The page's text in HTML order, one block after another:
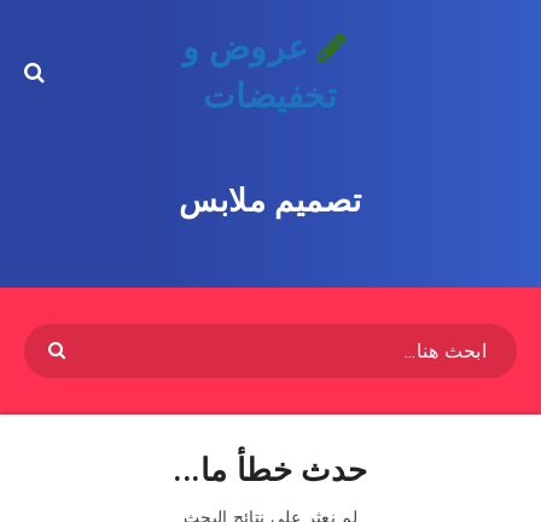
عروض و
تخفيضات
تصميم ملابس
حدث خطأ ما...
لم نعثر على نتائج البحث